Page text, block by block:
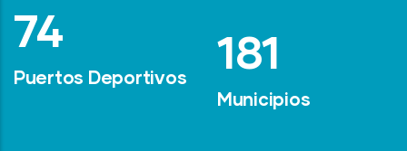
101
Puertos Deportivos 247
Municipios